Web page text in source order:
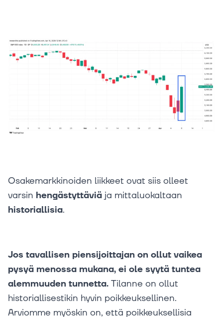
Osakemarkkinoiden liikkeet ovat siis olleet
varsin hengästyttäviä ja mittaluokaltaan
historiallisia.
Jos tavallisen piensijoittajan on ollut vaikea
pysyä menossa mukana, ei ole syytä tuntea
alemmuuden tunnetta. Tilanne on ollut
historiallisestikin hyvin poikkeuksellinen.
Arviomme myöskin on, että poikkeuksellisia